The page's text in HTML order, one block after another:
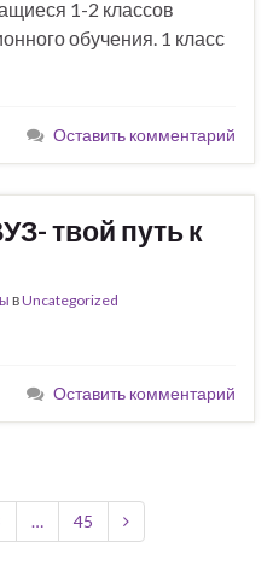
1-2 классов
обучения. 1 класс
Оставить комментарий
твой путь к
вUncategorized
Оставить комментарий
… 45